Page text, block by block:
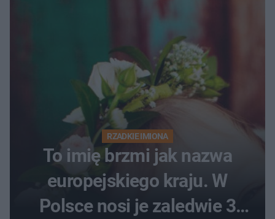
RZADKIE IMIONA
To imię brzmi jak nazwa
europejskiego kraju. W
Polsce nosi je zaledwie 3